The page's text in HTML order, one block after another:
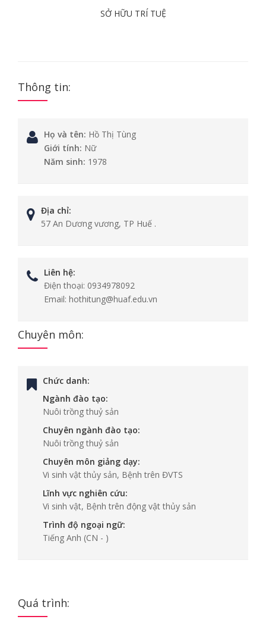
SỞ HỮU TRÍ TUỆ
Thông tin:
Họ và tên: Hồ Thị Tùng
Giới tính: Nữ
Năm sinh: 1978
Địa chỉ:
57 An Dương vương, TP Huế .
Liên hệ:
Điện thoại: 0934978092
Email: hothitung@huaf.edu.vn
Chuyên môn:
Chức danh:
Ngành đào tạo:
Nuôi trồng thuỷ sản
Chuyên ngành đào tạo:
Nuôi trồng thuỷ sản
Chuyên môn giảng dạy:
Vi sinh vật thủy sản, Bệnh trên ĐVTS
Lĩnh vực nghiên cứu:
Vi sinh vật, Bệnh trên động vật thủy sản
Trình độ ngoại ngữ:
Tiếng Anh (CN - )
Quá trình: